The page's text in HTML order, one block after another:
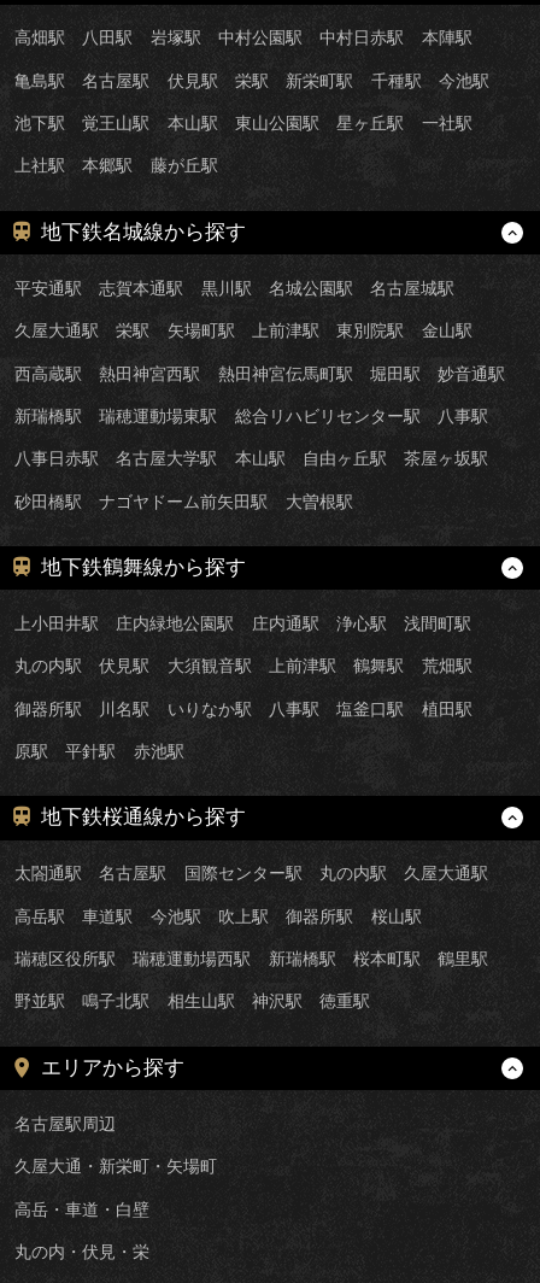
高畑駅 八田駅 岩塚駅 中村公園駅 中村日赤駅 本陣駅
亀島駅 名古屋駅 伏見駅 栄駅 新栄町駅 千種駅 今池駅
池下駅 覚王山駅 本山駅 東山公園駅 星ヶ丘駅 一社駅
上社駅 本郷駅 藤が丘駅
地下鉄名城線から探す
平安通駅 志賀本通駅 黒川駅 名城公園駅 名古屋城駅
久屋大通駅 栄駅 矢場町駅 上前津駅 東別院駅 金山駅
西高蔵駅 熱田神宮西駅 熱田神宮伝馬町駅 堀田駅 妙音通駅
新瑞橋駅 瑞穂運動場東駅 総合リハビリセンター駅 八事駅
八事日赤駅 名古屋大学駅 本山駅 自由ヶ丘駅 茶屋ヶ坂駅
砂田橋駅 ナゴヤドーム前矢田駅 大曽根駅
地下鉄鶴舞線から探す
上小田井駅 庄内緑地公園駅 庄内通駅 浄心駅 浅間町駅
丸の内駅 伏見駅 大須観音駅 上前津駅 鶴舞駅 荒畑駅
御器所駅 川名駅 いりなか駅 八事駅 塩釜口駅 植田駅
原駅 平針駅 赤池駅
地下鉄桜通線から探す
太閤通駅 名古屋駅 国際センター駅 丸の内駅 久屋大通駅
高岳駅 車道駅 今池駅 吹上駅 御器所駅 桜山駅
瑞穂区役所駅 瑞穂運動場西駅 新瑞橋駅 桜本町駅 鶴里駅
野並駅 鳴子北駅 相生山駅 神沢駅 徳重駅
エリアから探す
名古屋駅周辺
久屋大通・新栄町・矢場町
高岳・車道・白壁
丸の内・伏見・栄